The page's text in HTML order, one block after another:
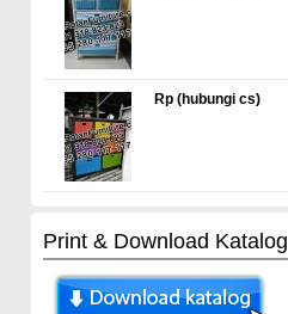
Rp (hubungi cs)
Print & Download Katalog